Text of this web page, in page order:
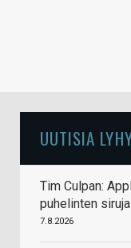
UUTISIA
Tim Culpan:
puhelinten
7.8.2026